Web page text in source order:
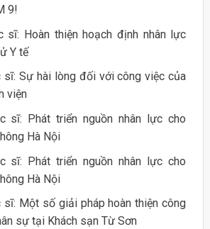
9!
sĩ: Hoàn thiện hoạch định nhân lực
Y tế
sĩ: Sự hài lòng đối với công việc của
viện
sĩ: Phát triển nguồn nhân lực cho
Hà Nội
sĩ: Phát triển nguồn nhân lực cho
Hà Nội
sĩ: Một số giải pháp hoàn thiện công
sự tại Khách sạn Từ Sơn